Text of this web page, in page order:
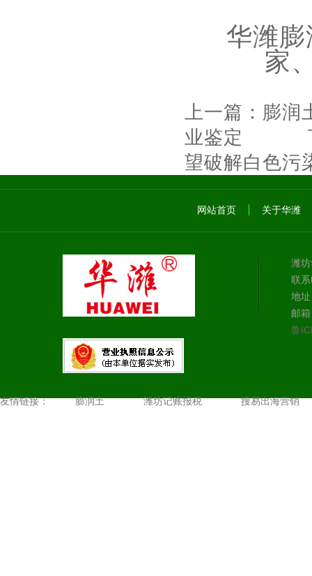
华潍
家
上一篇： 膨润
业鉴定
下
望破解白色污
网站首页 关于华潍
潍
联
地
邮
鲁
友情链接： 膨润土 潍坊记账报税 搜易出海营销